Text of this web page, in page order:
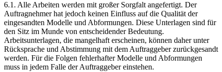
6.1. Alle Arbeiten werden mit großer Sorgfalt angefertigt. Der
Auftragnehmer hat jedoch keinen Einfluss auf die Qualität der
eingesandten Modelle und Abformungen. Diese Unterlagen sind für
den Sitz im Munde von entscheidender Bedeutung.
Arbeitsunterlagen, die mangelhaft erscheinen, können daher unter
Rücksprache und Abstimmung mit dem Auftraggeber zurückgesandt
werden. Für die Folgen fehlerhafter Modelle und Abformungen
muss in jedem Falle der Auftraggeber einstehen.